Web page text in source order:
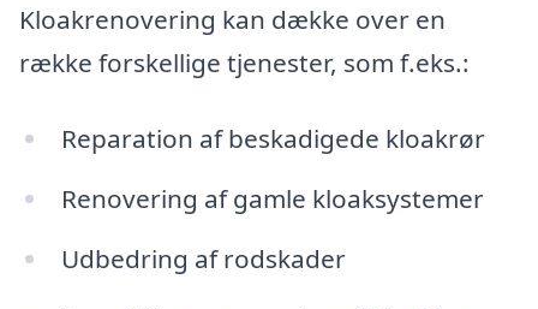
Kloakrenovering kan dække over en
række forskellige tjenester, som f.eks.:
Reparation af beskadigede kloakrør
Renovering af gamle kloaksystemer
Udbedring af rodskader